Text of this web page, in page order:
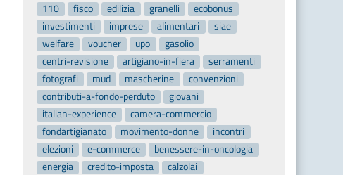
110
fisco edilizia granelli
ecobonus
investimenti
imprese alimentari
siae
welfare
voucher upo
gasolio
centri-revisione
artigiano-in-fiera
serramenti
fotografi
mud mascherine
convenzioni
contributi-a-fondo-perduto
giovani
italian-experience
camera-commercio
fondartigianato
movimento-donne
incontri
elezioni
e-commerce
benessere-in-oncologia
energia
credito-imposta
calzolai